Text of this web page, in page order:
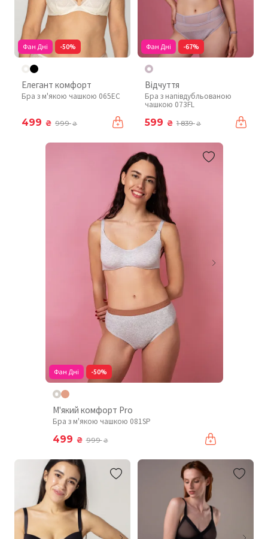
Фан Дні -50%
Елегант комфорт
Бра з м'якою чашкою 065EC
499 ₴ 999₴
Фан Дні -67%
Відчуття
Бра з напівдубльованою
чашкою 073FL
599 ₴ 1 839₴
Фан Дні -50%
М'який комфорт Pro
Бра з м'якою чашкою 081SP
499 ₴ 999₴